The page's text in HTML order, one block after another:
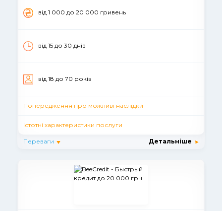
вiд 1 000 до 20 000 гривень
від 15 до 30 днів
вiд 18 до 70 рокiв
Попередження про можливі наслідки
Істотні характеристики послуги
Переваги Детальніше